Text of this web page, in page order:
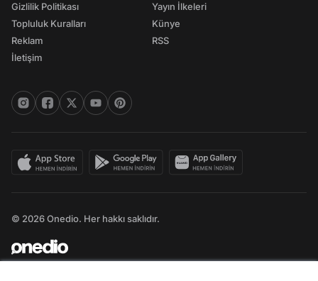
Gizlilik Politikası
Topluluk Kuralları
Reklam
İletişim
Yayın İlkeleri
Künye
RSS
© 2026 Onedio. Her hakkı saklıdır.